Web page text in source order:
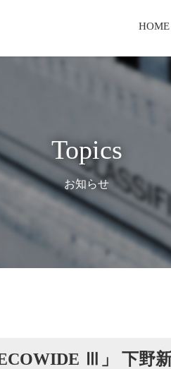
HOME
Topics
お知らせ
Ⅲ」 下野